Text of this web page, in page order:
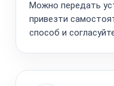
Можно передать
привезти
способ и